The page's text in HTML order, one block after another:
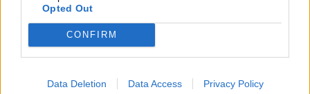
Opted Out
CONFIRM
Data Deletion Data Access Privacy Policy
Todo quedará para el año que viene.